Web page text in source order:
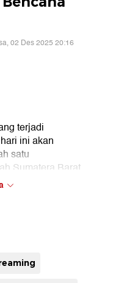
02 Des 2025 20:16
terjadi
ini akan
satu
Sumatera Barat.
bandang
karena
di Sumatera
detikcom